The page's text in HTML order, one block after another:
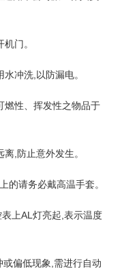
门。
冲洗,以防漏电。
燃性、挥发性之物品于
,防止意外发生。
的请务必戴高温手套。
上AL灯亮起,表示温度
偏低现象,需进行自动